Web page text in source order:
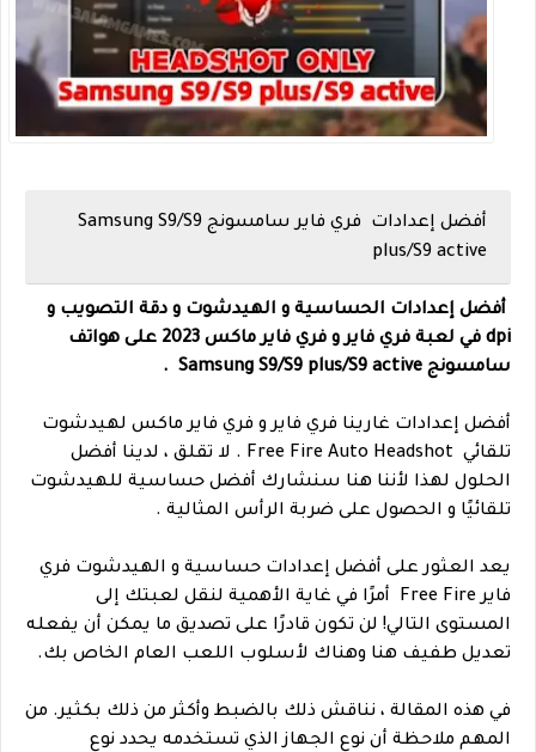
أفضل إعدادات فري فاير سامسونج Samsung S9/S9
plus/S9 active
أفضل إعدادات الحساسية و الهيدشوت و دقة التصويب و
dpi في لعبة فري فاير و فري فاير ماكس 2023 على هواتف
سامسونج Samsung S9/S9 plus/S9 active
.
أفضل إعدادات غارينا فري فاير و فري فاير ماكس لهيدشوت
تلقائي Free Fire Auto Headshot . لا تقلق ، لدينا أفضل
الحلول لهذا لأننا هنا سنشارك أفضل حساسية للهيدشوت
تلقائيًا و الحصول على ضربة الرأس المثالية .
يعد العثور على أفضل إعدادات حساسية و الهيدشوت فري
فاير Free Fire أمرًا في غاية الأهمية لنقل لعبتك إلى
المستوى التالي! لن تكون قادرًا على تصديق ما يمكن أن يفعله
تعديل طفيف هنا وهناك لأسلوب اللعب العام الخاص بك.
في هذه المقالة ، نناقش ذلك بالضبط وأكثر من ذلك بكثير. من
المهم ملاحظة أن نوع الجهاز الذي تستخدمه يحدد نوع